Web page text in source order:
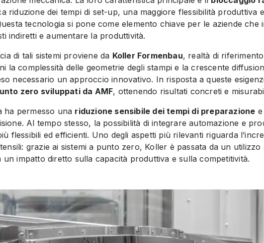
riduzione dei tempi di set-up, una maggiore flessibilità produttiva
tecnologia si pone come elemento chiave per le aziende che
indiretti e aumentare la produttività.
di tali sistemi proviene da Koller Formenbau, realtà di
la complessità delle geometrie degli stampi e la crescente
necessario un approccio innovativo. In risposta a queste
zero sviluppati da AMF, ottenendo risultati concreti e
ha permesso una riduzione sensibile dei tempi di preparazione
Al tempo stesso, la possibilità di integrare automazione e
flessibili ed efficienti. Uno degli aspetti più rilevanti riguarda
grazie ai sistemi a punto zero, Koller è passata da un utilizzo
un impatto diretto sulla capacità produttiva e sulla competitività.